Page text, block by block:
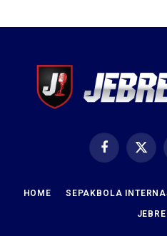
FacebookX
HOME SEPAKBOLA